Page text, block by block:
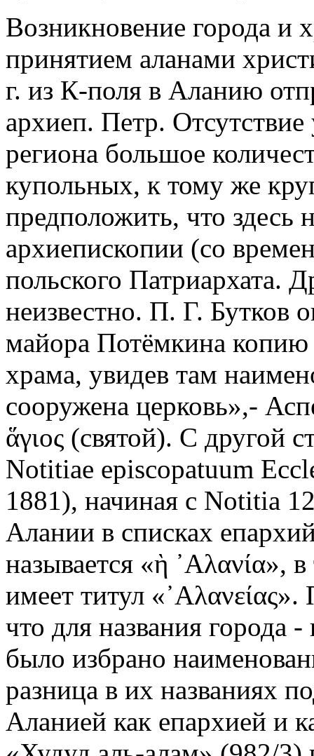
Возникновение города и
принятием аланами
г. из К-поля в Аланию
архиеп. Петр.
региона большое
купольных, к тому же
предположить, что здесь
архиепископии (со
польского Патриархата.
неизвестно. П. Г. Бутков
майора Потёмкина копию
храма, увидев там
сооружена церковь»,-
ἅγιος (святой). С другой
Notitiae episcopatuum
1881), начиная с Notitia
Алании в списках
называется «ὴ ᾿Αλανία»,
имеет титул
что для названия города
было избрано
разница в их названиях
Аланией как епархией и